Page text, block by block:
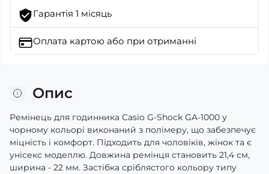
Гарантія 1 місяць
Оплата картою або при отриманні
Опис
Ремінець для годинника Casio G-Shock GA-1000 у
чорному кольорі виконаний з полімеру, що забезпечує
міцність і комфорт. Підходить для чоловіків, жінок та є
унісекс моделлю. Довжина ремінця становить 21,4 см,
ширина - 22 мм. Застібка сріблястого кольору типу